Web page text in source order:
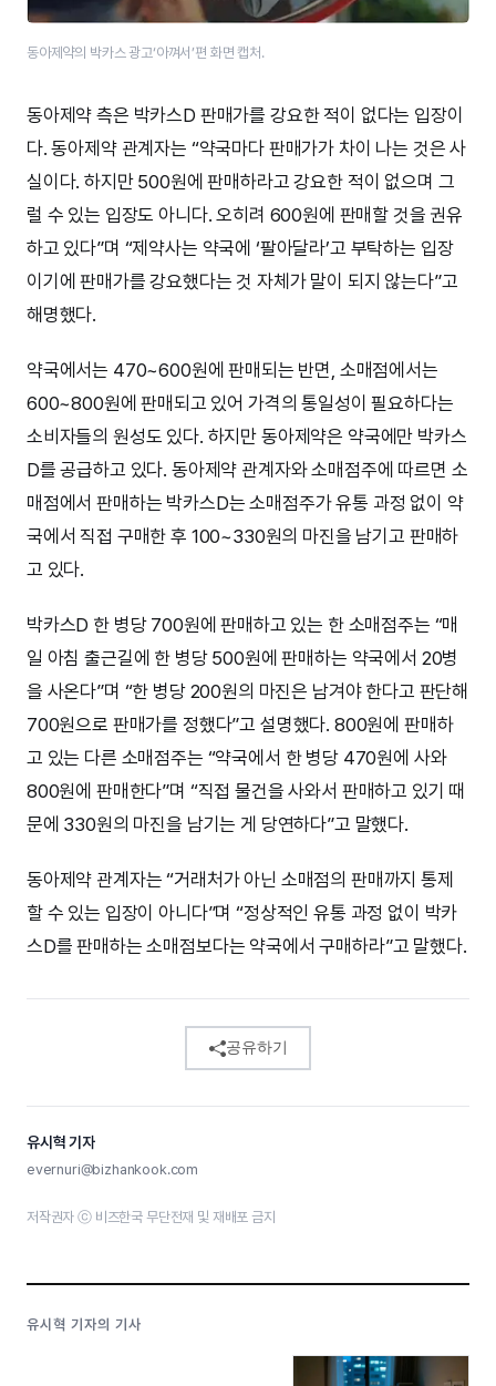
동아제약의 박카스 광고‘아껴서’편 화면 캡처.
동아제약 측은 박카스D 판매가를 강요한 적이 없다는 입장이
다. 동아제약 관계자는 “약국마다 판매가가 차이 나는 것은 사
실이다. 하지만 500원에 판매하라고 강요한 적이 없으며 그
럴 수 있는 입장도 아니다. 오히려 600원에 판매할 것을 권유
하고 있다”며 “제약사는 약국에 ‘팔아달라’고 부탁하는 입장
이기에 판매가를 강요했다는 것 자체가 말이 되지 않는다”고
해명했다.
약국에서는 470~600원에 판매되는 반면, 소매점에서는
600~800원에 판매되고 있어 가격의 통일성이 필요하다는
소비자들의 원성도 있다. 하지만 동아제약은 약국에만 박카스
D를 공급하고 있다. 동아제약 관계자와 소매점주에 따르면 소
매점에서 판매하는 박카스D는 소매점주가 유통 과정 없이 약
국에서 직접 구매한 후 100~330원의 마진을 남기고 판매하
고 있다.
박카스D 한 병당 700원에 판매하고 있는 한 소매점주는 “매
일 아침 출근길에 한 병당 500원에 판매하는 약국에서 20병
을 사온다”며 “한 병당 200원의 마진은 남겨야 한다고 판단해
700원으로 판매가를 정했다”고 설명했다. 800원에 판매하
고 있는 다른 소매점주는 “약국에서 한 병당 470원에 사와
800원에 판매한다”며 “직접 물건을 사와서 판매하고 있기 때
문에 330원의 마진을 남기는 게 당연하다”고 말했다.
동아제약 관계자는 “거래처가 아닌 소매점의 판매까지 통제
할 수 있는 입장이 아니다”며 “정상적인 유통 과정 없이 박카
스D를 판매하는 소매점보다는 약국에서 구매하라”고 말했다.
공유하기
유시혁 기자
evernuri@bizhankook.com
저작권자 ⓒ 비즈한국 무단전재 및 재배포 금지
유시혁 기자의 기사